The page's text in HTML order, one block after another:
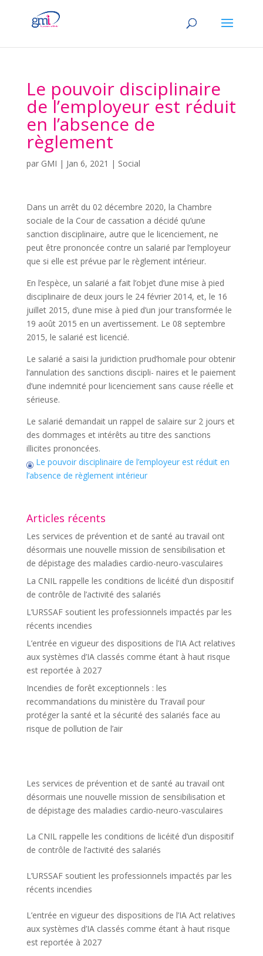
Le pouvoir disciplinaire
de l’employeur est réduit
en l’absence de
règlement
par GMI | Jan 6, 2021 | Social
Dans un arrêt du 02 décembre 2020, la Chambre
sociale de la Cour de cassation a décidé qu’une
sanction disciplinaire, autre que le licenciement, ne
peut être prononcée contre un salarié par l’employeur
que si elle est prévue par le règlement intérieur.
En l’espèce, un salarié a fait l’objet d’une mise à pied
disciplinaire de deux jours le 24 février 2014, et, le 16
juillet 2015, d’une mise à pied d’un jour transformée le
19 août 2015 en un avertissement. Le 08 septembre
2015, le salarié est licencié.
Le salarié a saisi la juridiction prud’homale pour obtenir
l’annulation des sanctions discipli- naires et le paiement
d’une indemnité pour licenciement sans cause réelle et
sérieuse.
Le salarié demandait un rappel de salaire sur 2 jours et
des dommages et intérêts au titre des sanctions
illicites prononcées.
Le pouvoir disciplinaire de l’employeur est réduit en
l’absence de règlement intérieur
Articles récents
Les services de prévention et de santé au travail ont
désormais une nouvelle mission de sensibilisation et
de dépistage des maladies cardio-neuro-vasculaires
La CNIL rappelle les conditions de licéité d’un dispositif
de contrôle de l’activité des salariés
L’URSSAF soutient les professionnels impactés par les
récents incendies
L’entrée en vigueur des dispositions de l’IA Act relatives
aux systèmes d’IA classés comme étant à haut risque
est reportée à 2027
Incendies de forêt exceptionnels : les
recommandations du ministère du Travail pour
protéger la santé et la sécurité des salariés face au
risque de pollution de l’air
Les services de prévention et de santé au travail ont
désormais une nouvelle mission de sensibilisation et
de dépistage des maladies cardio-neuro-vasculaires
La CNIL rappelle les conditions de licéité d’un dispositif
de contrôle de l’activité des salariés
L’URSSAF soutient les professionnels impactés par les
récents incendies
L’entrée en vigueur des dispositions de l’IA Act relatives
aux systèmes d’IA classés comme étant à haut risque
est reportée à 2027